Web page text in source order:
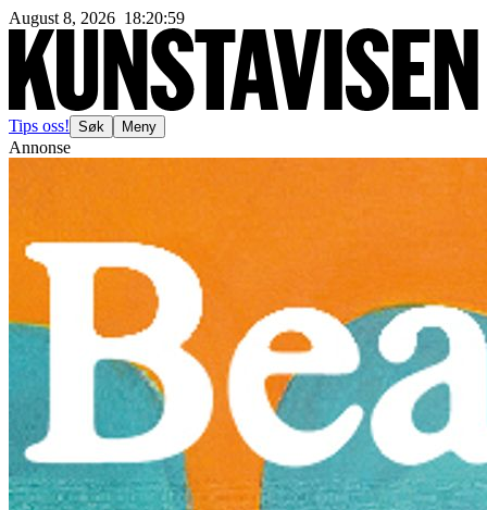
August 8, 2026 18:21:02
Tips oss! Søk Meny
Annonse